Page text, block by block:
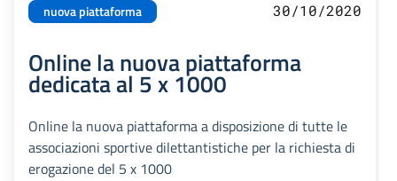
nuova piattaforma 30/10/2020
Online la nuova piattaforma
dedicata al 5 x 1000
Online la nuova piattaforma a disposizione di tutte le
associazioni sportive dilettantistiche per la richiesta di
erogazione del 5 x 1000